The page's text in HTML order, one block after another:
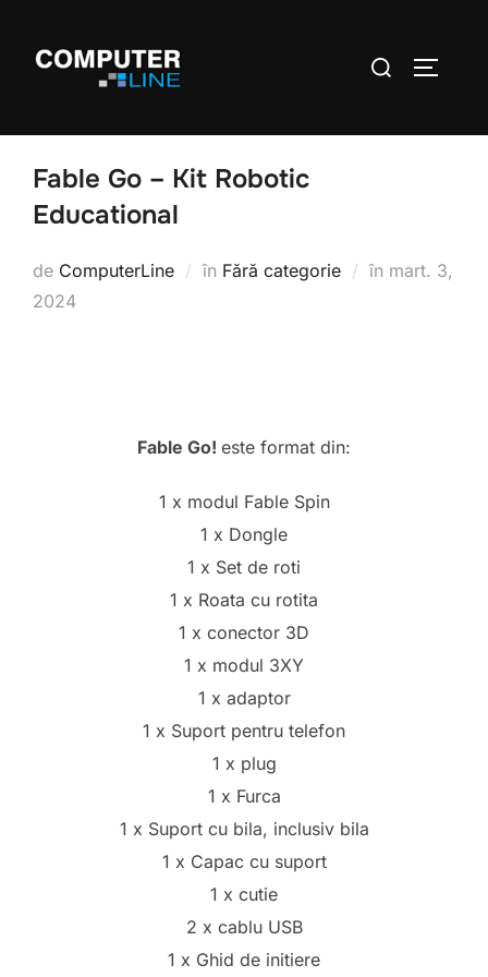
Fable Go – Kit Robotic
Educational
de ComputerLine în Fără categorie în mart. 3,
2024
Fable Go! este format din:
1 x modul Fable Spin
1 x Dongle
1 x Set de roti
1 x Roata cu rotita
1 x conector 3D
1 x modul 3XY
1 x adaptor
1 x Suport pentru telefon
1 x plug
1 x Furca
1 x Suport cu bila, inclusiv bila
1 x Capac cu suport
1 x cutie
2 x cablu USB
1 x Ghid de initiere